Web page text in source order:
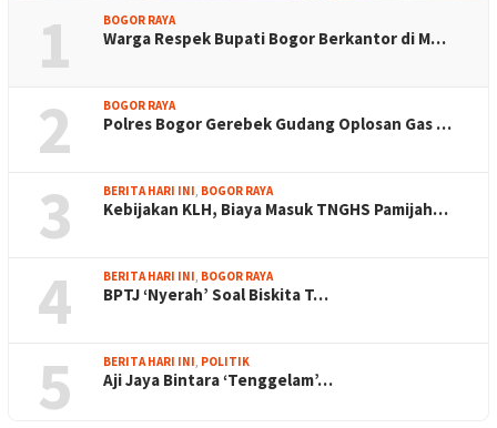
1 BOGOR RAYA
Warga Respek Bupati Bogor Berkantor di M…
2 BOGOR RAYA
Polres Bogor Gerebek Gudang Oplosan Gas …
3 BERITA HARI INI BOGOR RAYA
Kebijakan KLH, Biaya Masuk TNGHS Pamijah…
4 BERITA HARI INI BOGOR RAYA
BPTJ ‘Nyerah’ Soal Biskita T…
5 BERITA HARI INI POLITIK
Aji Jaya Bintara ‘Tenggelam’…